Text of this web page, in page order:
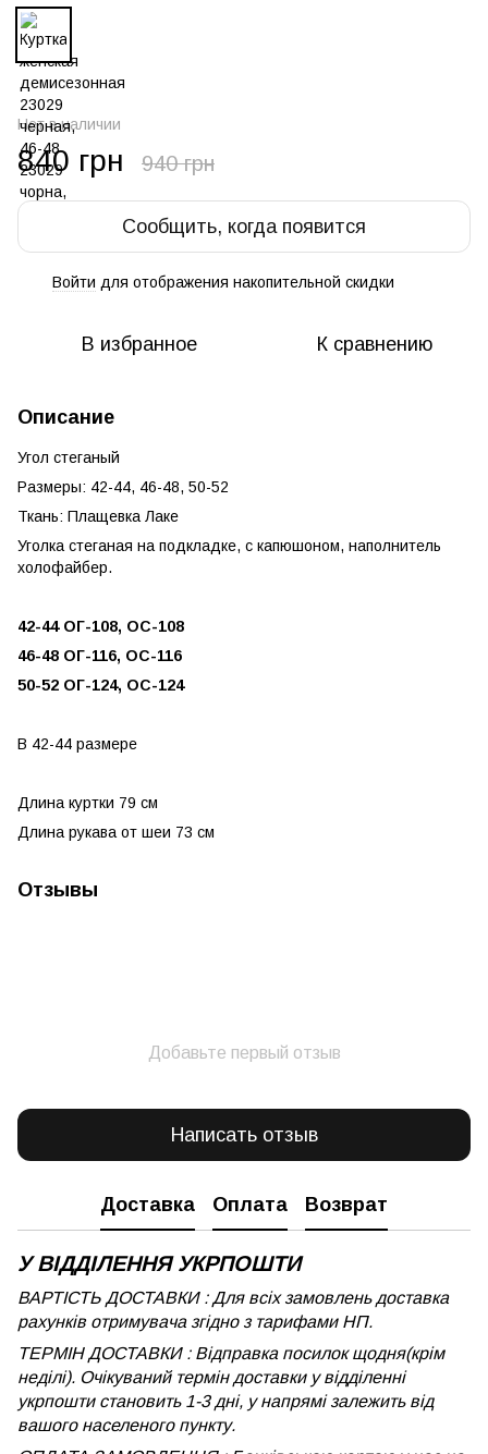
Нет в наличии
840 грн 940 грн
Сообщить, когда появится
Войти для отображения накопительной скидки
В избранное К сравнению
Описание
Угол стеганый
Размеры: 42-44, 46-48, 50-52
Ткань: Плащевка Лаке
Уголка стеганая на подкладке, с капюшоном, наполнитель
холофайбер.
42-44 ОГ-108, ОС-108
46-48 ОГ-116, ОС-116
50-52 ОГ-124, ОС-124
В 42-44 размере
Длина куртки 79 см
Длина рукава от шеи 73 см
Отзывы
Добавьте первый отзыв
Написать отзыв
Доставка Оплата Возврат
У ВІДДІЛЕННЯ УКРПОШТИ
ВАРТІСТЬ ДОСТАВКИ : Для всіх замовлень доставка
рахунків отримувача згідно з тарифами НП.
ТЕРМІН ДОСТАВКИ : Відправка посилок щодня(крім
неділі). Очікуваний термін доставки у відділенні
укрпошти становить 1-3 дні, у напрямі залежить від
вашого населеного пункту.